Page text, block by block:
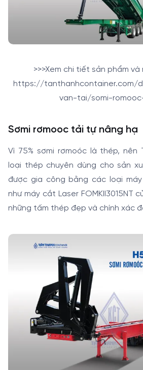
>>>Xem chi tiết sản phẩm
https://tanthanhcontainer.com/
van-tai/somi-
Sơmi rơmooc tải tự nâng hạ
Vì 75% sơmi rơmoóc là thép, nên
loại thép chuyên dùng cho sản
được gia công bằng các loại
như máy cắt Laser FOMKII3015NT
những tấm thép đẹp và chính xác